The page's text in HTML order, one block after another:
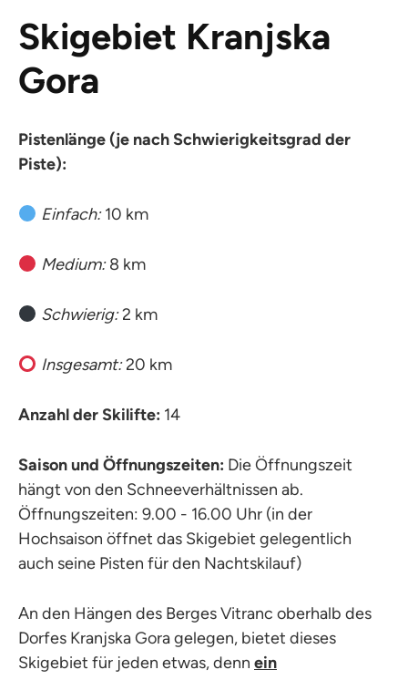
Skigebiet Kranjska
Gora
Pistenlänge (je nach Schwierigkeitsgrad der
Piste):
Einfach:10 km
Medium:8 km
Schwierig:2 km
Insgesamt:20 km
Anzahl der Skilifte: 14
Saison und Öffnungszeiten: Die Öffnungszeit
hängt von den Schneeverhältnissen ab.
Öffnungszeiten: 9.00 - 16.00 Uhr (in der
Hochsaison öffnet das Skigebiet gelegentlich
auch seine Pisten für den Nachtskilauf)
An den Hängen des Berges Vitranc oberhalb des
Dorfes Kranjska Gora gelegen, bietet dieses
Skigebiet für jeden etwas, denn ein